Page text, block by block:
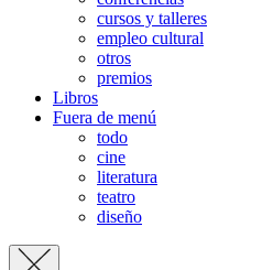
cursos y talleres
empleo cultural
otros
premios
Libros
Fuera de menú
todo
cine
literatura
teatro
diseño